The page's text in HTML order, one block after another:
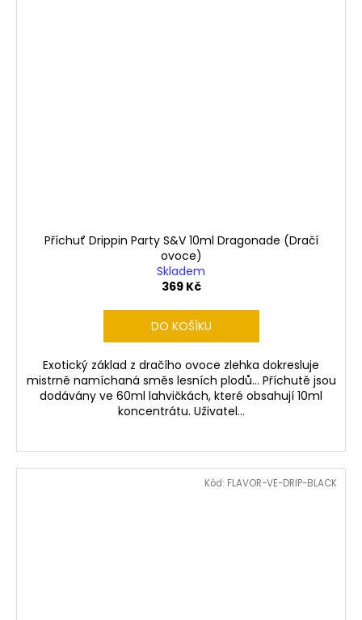
Příchuť Drippin Party S&V 10ml Dragonade (Dračí
ovoce)
Skladem
369 Kč
DO KOŠÍKU
Exotický základ z dračího ovoce zlehka dokresluje
mistrně namíchaná směs lesních plodů... Příchutě jsou
dodávány ve 60ml lahvičkách, které obsahují 10ml
koncentrátu. Uživatel...
Kód: FLAVOR-VE-DRIP-BLACK